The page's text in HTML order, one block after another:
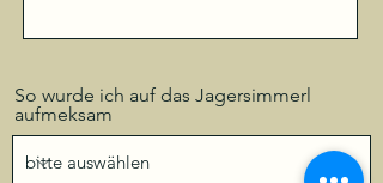
So wurde ich auf das Jagersimmerl
aufmeksam